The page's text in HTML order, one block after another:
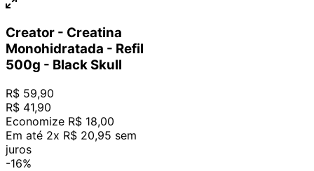
Creator - Creatina
Monohidratada - Refil
500g - Black Skull
R$ 59,90
R$ 41,90
Economize R$ 18,00
Em até 2x R$ 20,95 sem
juros
-16%